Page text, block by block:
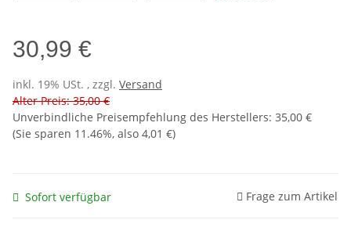
30,99 €
inkl. 19% USt. , zzgl. Versand
Alter Preis: 35,00 €
Unverbindliche Preisempfehlung des Herstellers: 35,00 €
(Sie sparen 11.46%, also 4,01 €)
Sofort verfügbar Frage zum Artikel